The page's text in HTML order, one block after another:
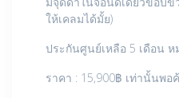
ให้เคลมได้มั้ย)
ประกันศูนย์เหลือ 5 เดือน ห
ราคา : 15,900฿ เท่านั้นพอ